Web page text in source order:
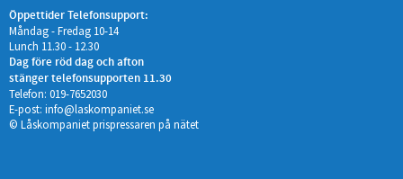
Öppettider Telefonsupport:
Måndag - Fredag 10-14
Lunch 11.30 - 12.30
Dag före röd dag och afton
stänger telefonsupporten 11.30
Telefon: 019-7652030
E-post: info@laskompaniet.se
© Låskompaniet prispressaren på nätet